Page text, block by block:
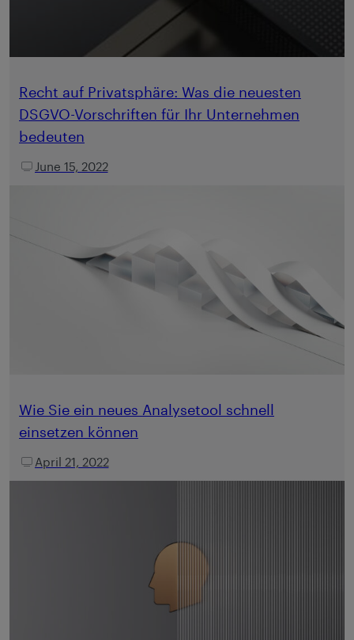
Recht auf Privatsphäre: Was die neuesten
DSGVO-Vorschriften für Ihr Unternehmen
bedeuten
June 15, 2022
Wie Sie ein neues Analysetool schnell
einsetzen können
April 21, 2022